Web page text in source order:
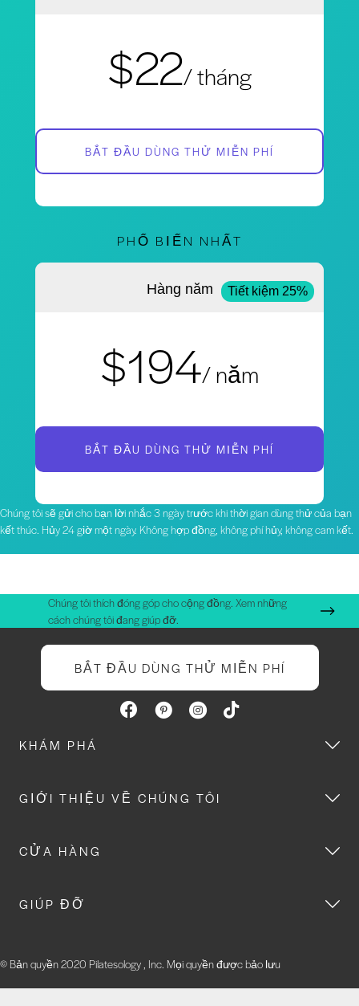
$22/ tháng
BẮT ĐẦU DÙNG THỬ MIỄN PHÍ
PHỔ BIẾN NHẤT
Hàng năm Tiết kiệm 25%
$194/ năm
BẮT ĐẦU DÙNG THỬ MIỄN PHÍ
Chúng tôi sẽ gửi cho bạn lời nhắc 3 ngày trước khi thời gian dùng thử của bạn
kết thúc. Hủy 24 giờ một ngày. Không hợp đồng, không phí hủy, không cam kết.
Chúng tôi thích đóng góp cho cộng đồng. Xem những
cách chúng tôi đang giúp đỡ.
BẮT ĐẦU DÙNG THỬ MIỄN PHÍ
KHÁM PHÁ
GIỚI THIỆU VỀ CHÚNG TÔI
CỬA HÀNG
GIÚP ĐỠ
© Bản quyền 2020 Pilatesology , Inc. Mọi quyền được bảo lưu